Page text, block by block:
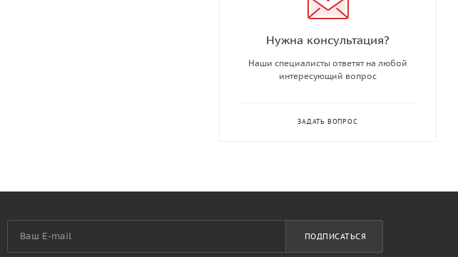
Нужна консультация?
Наши специалисты ответят на любой
интересующий вопрос
ЗАДАТЬ ВОПРОС
ПОДПИСАТЬСЯ